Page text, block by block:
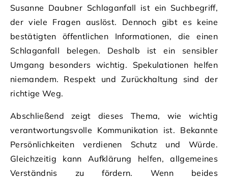
Susanne Daubner Schlaganfall ist ein Suchbegriff,
der viele Fragen auslöst. Dennoch gibt es keine
bestätigten öffentlichen Informationen, die einen
Schlaganfall belegen. Deshalb ist ein sensibler
Umgang besonders wichtig. Spekulationen helfen
niemandem. Respekt und Zurückhaltung sind der
richtige Weg.
Abschließend zeigt dieses Thema, wie wichtig
verantwortungsvolle Kommunikation ist. Bekannte
Persönlichkeiten verdienen Schutz und Würde.
Gleichzeitig kann Aufklärung helfen, allgemeines
Verständnis zu fördern. Wenn beides